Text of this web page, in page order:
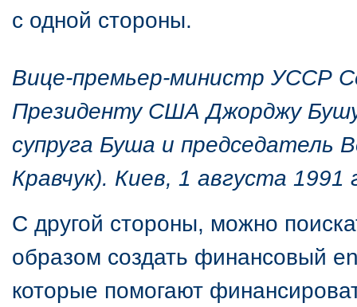
с одной стороны.
Вице-премьер-министр УССР
Президенту США Джорджу
супруга Буша и председатель
Кравчук). Киев, 1 августа 1991
С другой стороны, можно
образом создать финансовый
которые помогают